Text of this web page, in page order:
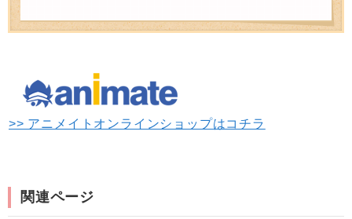
>> アニメイトオンラインショップはコチラ
関連ページ